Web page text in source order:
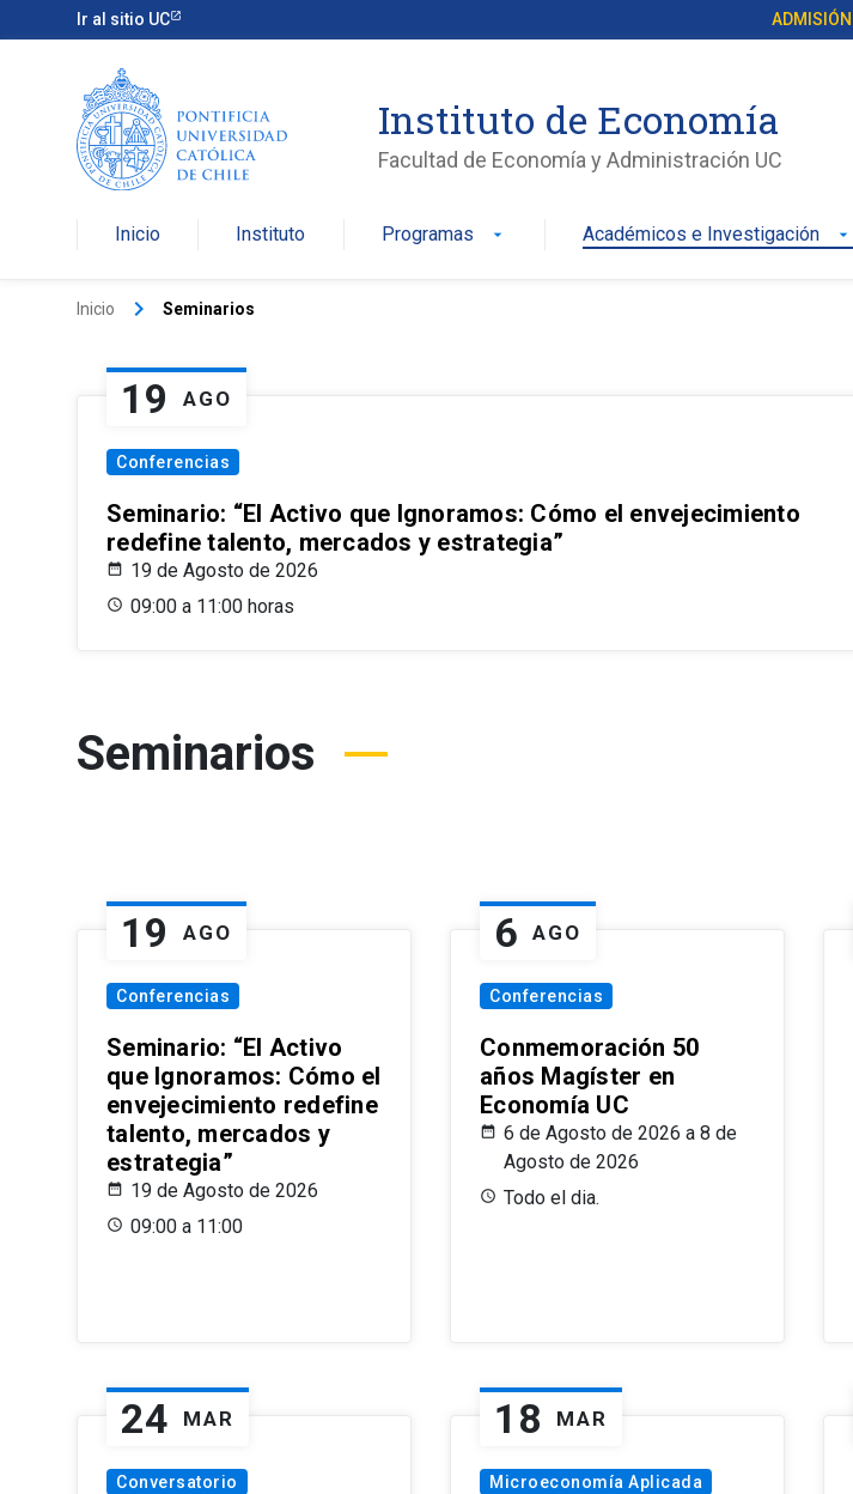
Ir al sitio UC ADMISIÓN
Instituto de Economía
Facultad de Economía y Administración UC
Inicio Instituto Programas arrow_drop_down Académicos e Investigación arrow_drop_down
Inicio keyboard_arrow_right Seminarios
19 AGO
Conferencias
Seminario: “El Activo que Ignoramos: Cómo el envejecimiento
redefine talento, mercados y estrategia”
19 de Agosto de 2026
09:00 a 11:00 horas
Seminarios
19 AGO
Conferencias
Seminario: “El Activo
que Ignoramos: Cómo el
envejecimiento redefine
talento, mercados y
estrategia”
19 de Agosto de 2026
09:00 a 11:00
6 AGO
Conferencias
Conmemoración 50
años Magíster en
Economía UC
6 de Agosto de 2026 a 8 de
Agosto de 2026
Todo el dia.
24 MAR
Conversatorio
18 MAR
Microeconomía Aplicada